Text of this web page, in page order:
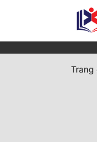
Trang